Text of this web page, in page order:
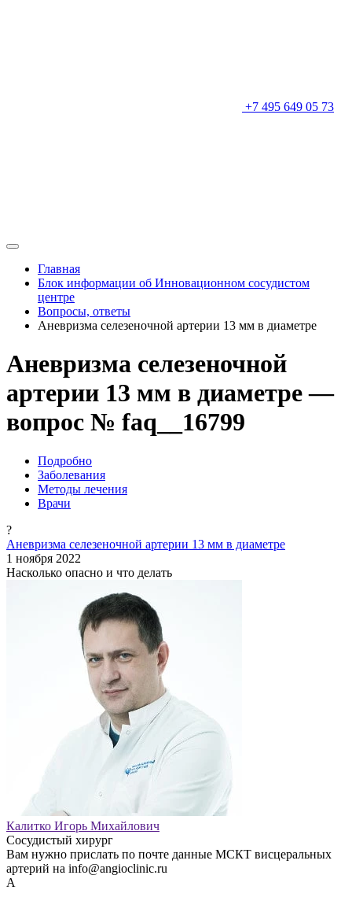
+7 495 649 05 73
Главная
Блок информации об Инновационном сосудистом
центре
Вопросы, ответы
Аневризма селезеночной артерии 13 мм в диаметре
Аневризма селезеночной
артерии 13 мм в диаметре —
вопрос № faq__16799
Подробно
Заболевания
Методы лечения
Врачи
?
Аневризма селезеночной артерии 13 мм в диаметре
1 ноября 2022
Насколько опасно и что делать
Калитко Игорь Михайлович
Сосудистый хирург
Вам нужно прислать по почте данные МСКТ висцеральных
артерий на info@angioclinic.ru
А